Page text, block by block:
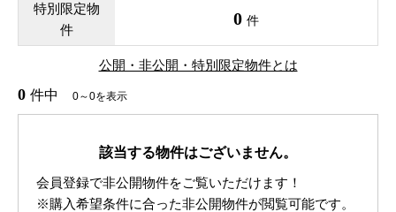
特別限定物
件
0 件
公開・非公開・特別限定物件とは
0 件中 0～0を表示
該当する物件はございません。
会員登録で非公開物件をご覧いただけます！
※購入希望条件に合った非公開物件が閲覧可能です。